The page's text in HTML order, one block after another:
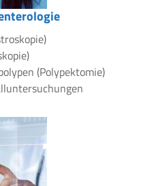
(Polypektomie)